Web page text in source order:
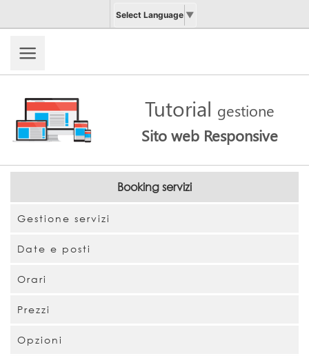
Select Language ▼
Tutorial gestione
Sito web Responsive
Booking servizi
Gestione servizi
Date e posti
Orari
Prezzi
Opzioni